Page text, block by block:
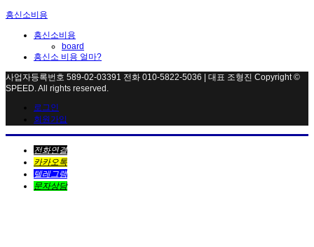
흥신소비용
흥신소비용
board
흥신소 비용 얼마?
사업자등록번호 589-02-03391 전화 010-5822-5036 | 대표 조형진 Copyright ©
SPEED. All rights reserved.
로그인
회원가입
전화연결
카카오톡
텔레그램
문자상담